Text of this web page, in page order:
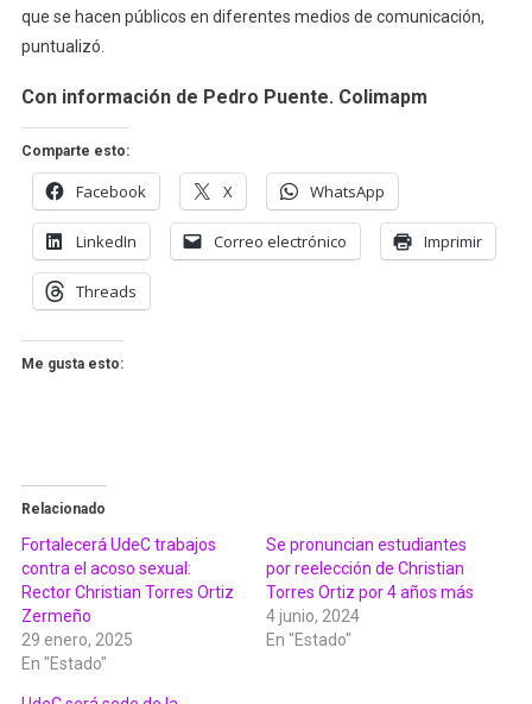
que se hacen públicos en diferentes medios de comunicación,
puntualizó.
Con información de Pedro Puente. Colimapm
Comparte esto:
Facebook X WhatsApp
LinkedIn Correo electrónico Imprimir
Threads
Me gusta esto:
Relacionado
Fortalecerá UdeC trabajos
contra el acoso sexual:
Rector Christian Torres Ortiz
Zermeño
29 enero, 2025
En "Estado"
Se pronuncian estudiantes
por reelección de Christian
Torres Ortiz por 4 años más
4 junio, 2024
En "Estado"